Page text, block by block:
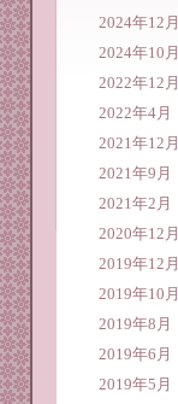
2024年12月
2024年10月
2022年12月
2022年4月
2021年12月
2021年9月
2021年2月
2020年12月
2019年12月
2019年10月
2019年8月
2019年6月
2019年5月